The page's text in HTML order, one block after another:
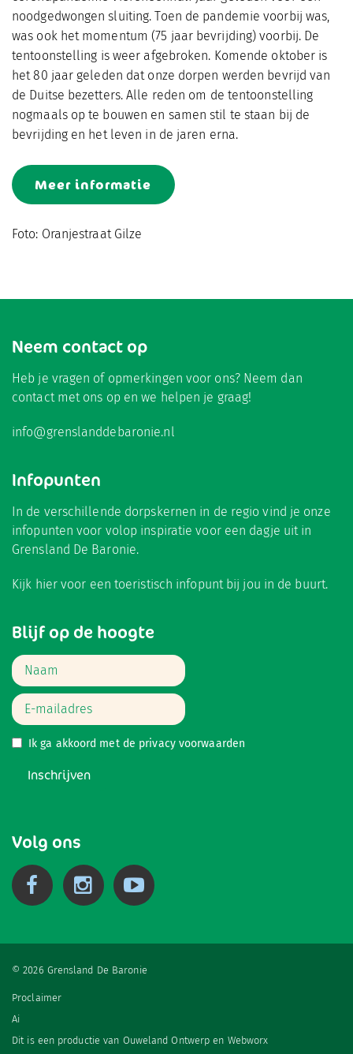
noodgedwongen sluiting. Toen de pandemie voorbij was,
was ook het momentum (75 jaar bevrijding) voorbij. De
tentoonstelling is weer afgebroken. Komende oktober is
het 80 jaar geleden dat onze dorpen werden bevrijd van
de Duitse bezetters. Alle reden om de tentoonstelling
nogmaals op te bouwen en samen stil te staan bij de
bevrijding en het leven in de jaren erna.
Meer informatie
Foto: Oranjestraat Gilze
Neem contact op
Heb je vragen of opmerkingen voor ons? Neem dan
contact met ons op en we helpen je graag!
info@grenslanddebaronie.nl
Infopunten
In de verschillende dorpskernen in de regio vind je onze
infopunten voor volop inspiratie voor een dagje uit in
Grensland De Baronie.
Kijk hiervoor een toeristisch infopunt bij jou in de buurt.
Blijf op de hoogte
Ik ga akkoord met de privacy voorwaarden
Inschrijven
Volg ons
© 2026 Grensland De Baronie
Proclaimer
Ai
Dit is een productie van Ouweland Ontwerp en Webworx